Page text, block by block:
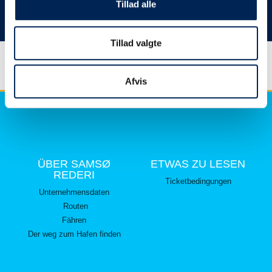
Tillad alle
Tillad valgte
Afvis
Vielen Dank für Ihr Verständnis.
ÜBER SAMSØ
REDERI
Unternehmensdaten
Routen
Fähren
Der weg zum Hafen finden
ETWAS ZU LESEN
Ticketbedingungen